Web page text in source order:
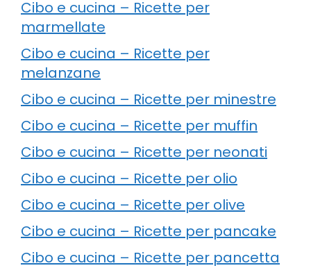
Cibo e cucina – Ricette per
marmellate
Cibo e cucina – Ricette per
melanzane
Cibo e cucina – Ricette per minestre
Cibo e cucina – Ricette per muffin
Cibo e cucina – Ricette per neonati
Cibo e cucina – Ricette per olio
Cibo e cucina – Ricette per olive
Cibo e cucina – Ricette per pancake
Cibo e cucina – Ricette per pancetta